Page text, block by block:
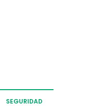
SEGURIDAD